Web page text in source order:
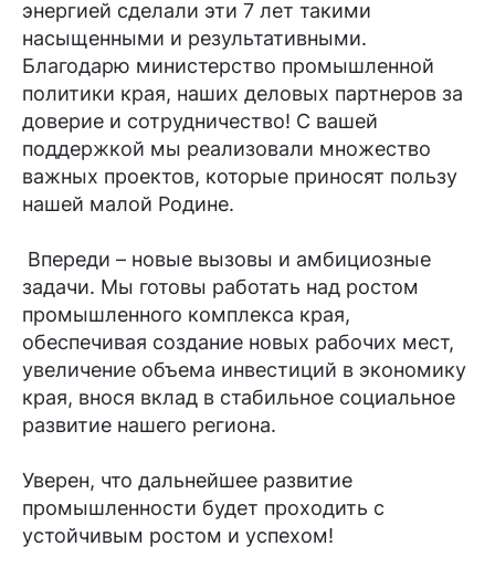
энергией сделали эти 7 лет такими
насыщенными и результативными.
Благодарю министерство промышленной
политики края, наших деловых партнеров за
доверие и сотрудничество! С вашей
поддержкой мы реализовали множество
важных проектов, которые приносят пользу
нашей малой Родине.
Впереди – новые вызовы и амбициозные
задачи. Мы готовы работать над ростом
промышленного комплекса края,
обеспечивая создание новых рабочих мест,
увеличение объема инвестиций в экономику
края, внося вклад в стабильное социальное
развитие нашего региона.
Уверен, что дальнейшее развитие
промышленности будет проходить с
устойчивым ростом и успехом!